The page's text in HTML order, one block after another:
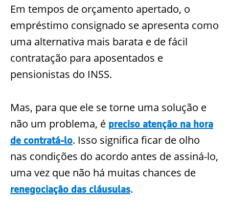
Em tempos de orçamento apertado, o
empréstimo consignado se apresenta como
uma alternativa mais barata e de fácil
contratação para aposentados e
pensionistas do INSS.
Mas, para que ele se torne uma solução e
não um problema, é preciso atenção na hora
de contratá-lo. Isso significa ficar de olho
nas condições do acordo antes de assiná-lo,
uma vez que não há muitas chances de
renegociação das cláusulas.